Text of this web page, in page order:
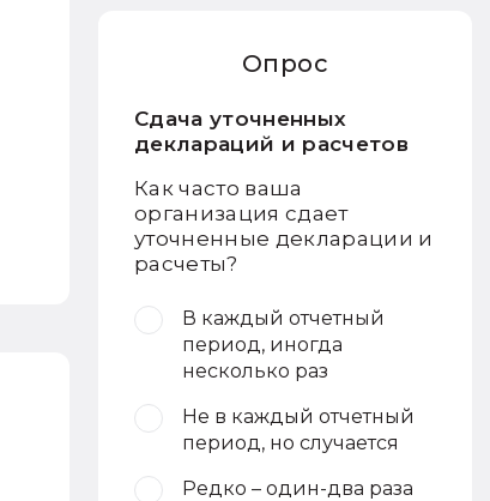
Опрос
Сдача уточненных
деклараций и расчетов
Как часто ваша
организация сдает
уточненные декларации и
расчеты?
В каждый отчетный
период, иногда
несколько раз
Не в каждый отчетный
период, но случается
Редко – один-два раза